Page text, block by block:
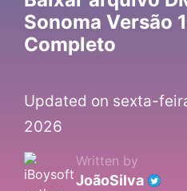
Sonoma Versão
Completo
Updated on sexta-
2026
Written by
JoãoSilva